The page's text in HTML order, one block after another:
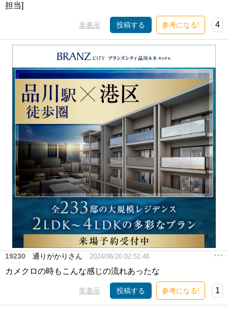
担当]
非表示 投稿する 参考になる! 4
19230 通りがかりさん 2024/06/20 02:51:46
カメクロの時もこんな感じの流れあったな
非表示 投稿する 参考になる! 1